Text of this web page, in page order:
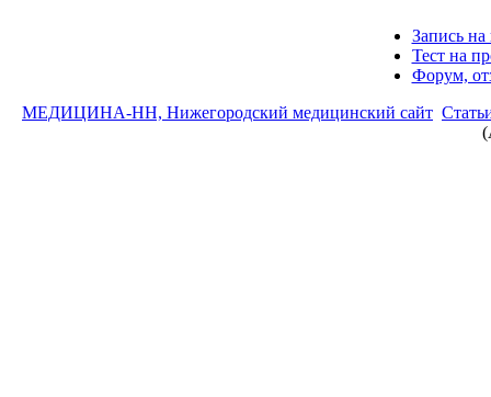
Запись на
Тест на
Форум,
МЕДИЦИНА-НН, Нижегородский медицинский сайт